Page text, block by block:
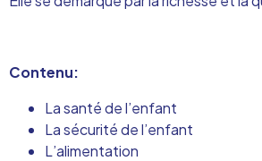
Contenu:
La santé de l’enfant
La sécurité de l’enfant
L’alimentation